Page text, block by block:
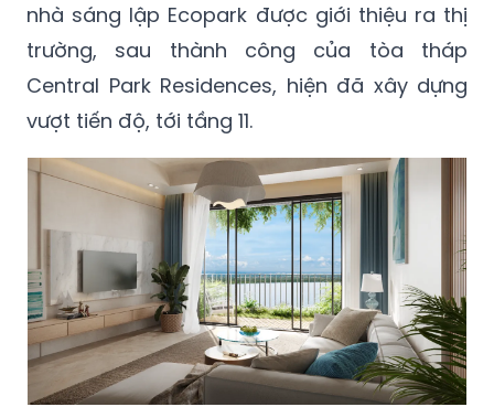
nhà sáng lập Ecopark được giới thiệu ra thị
trường, sau thành công của tòa tháp
Central Park Residences, hiện đã xây dựng
vượt tiến độ, tới tầng 11.